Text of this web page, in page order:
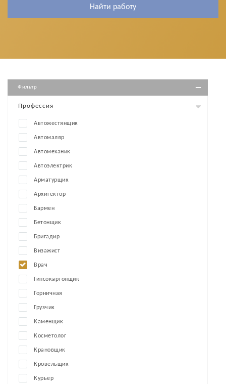
Фильтр
Профессия
Автожестянщик
Автомаляр
Автомеханик
Автоэлектрик
Арматурщик
Архитектор
Бармен
Бетонщик
Бригадир
Визажист
Врач
Гипсокартонщик
Горничная
Грузчик
Каменщик
Косметолог
Крановщик
Кровельщик
Курьер